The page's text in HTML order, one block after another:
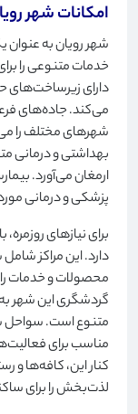
امکانات شهر
شهر رویان به عنوان
خدمات متنوعی را
دارای زیرساخت‌های
می‌کند. جاده‌های
شهرهای مختلف را
بهداشتی و درمانی
ارمغان می‌آورد.
پزشکی و درمانی
برای نیازهای
دارد. این مراکز
محصولات و خدمات
گردشگری این شهر به
متنوع است. سواحل
مناسب برای
کنار این، کافه‌ها و
لذت‌بخش را برای